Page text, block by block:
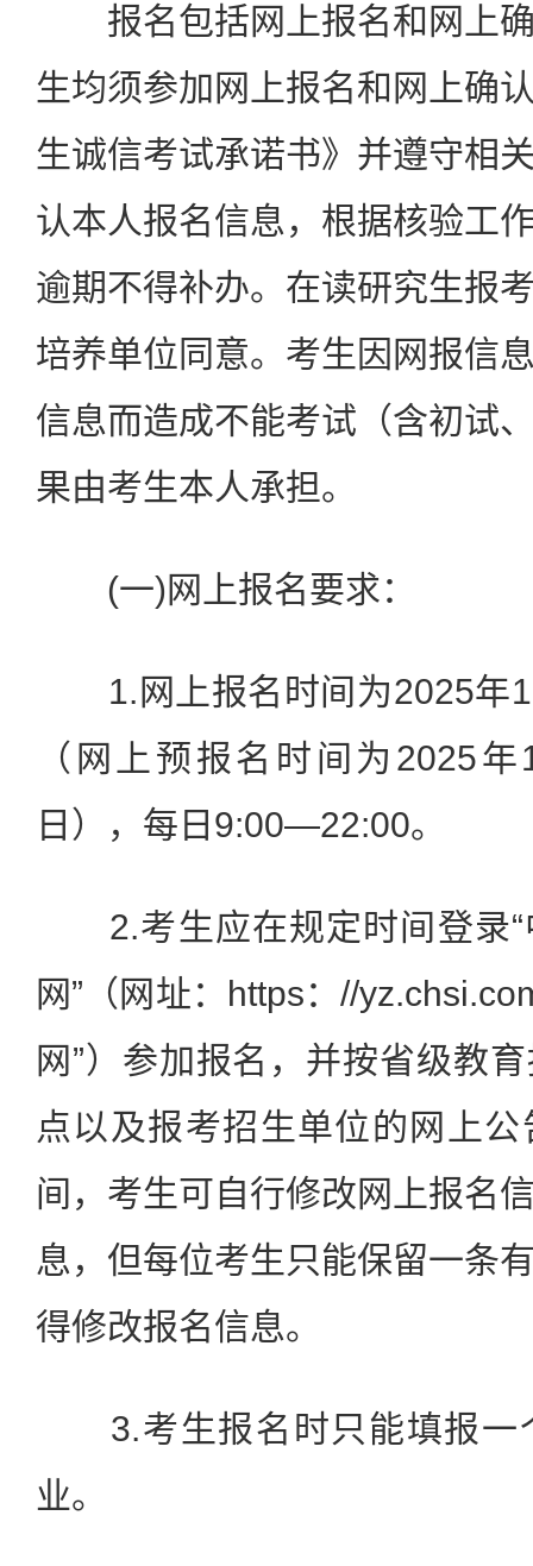
报名包括网上报名和网上确
生均须参加网上报名和网上确
生诚信考试承诺书》并遵守相
认本人报名信息，根据核验工
逾期不得补办。在读研究生报
培养单位同意。考生因网报信
信息而造成不能考试（含初试
果由考生本人承担。
(一)网上报名要求：
1.网上报名时间为2025年
（网上预报名时间为2025
日），每日9:00—22:00。
2.考生应在规定时间登录“
网”（网址：https：//
网”）参加报名，并按省级教
点以及报考招生单位的网上
间，考生可自行修改网上报名
息，但每位考生只能保留一条
得修改报名信息。
3.考生报名时只能填报一
业。